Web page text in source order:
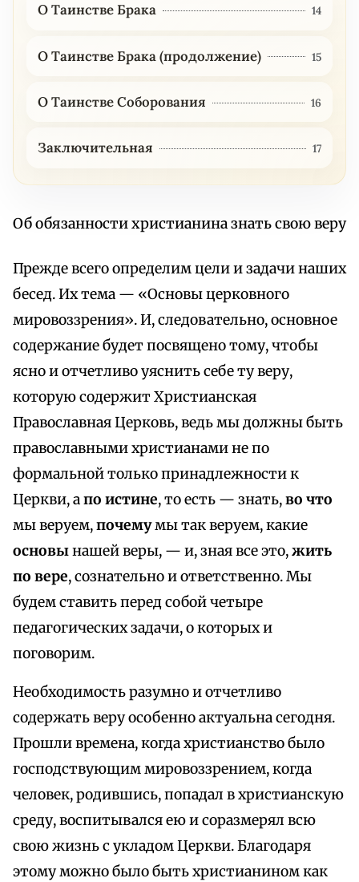
О Таинстве Брака 14
О Таинстве Брака (продолжение) 15
О Таинстве Соборования 16
Заключительная 17
Об обязанности христианина знать свою веру
Прежде всего определим цели и задачи наших
бесед. Их тема — «Основы церковного
мировоззрения». И, следовательно, основное
содержание будет посвящено тому, чтобы
ясно и отчетливо уяснить себе ту веру,
которую содержит Христианская
Православная Церковь, ведь мы должны быть
православными христианами не по
формальной только принадлежности к
Церкви, апо истине, то есть — знать,во что
мы веруем,почемумы так веруем, какие
основынашей веры, — и, зная все это,жить
по вере, сознательно и ответственно. Мы
будем ставить перед собой четыре
педагогических задачи, о которых и
поговорим.
Необходимость разумно и отчетливо
содержать веру особенно актуальна сегодня.
Прошли времена, когда христианство было
господствующим мировоззрением, когда
человек, родившись, попадал в христианскую
среду, воспитывался ею и соразмерял всю
свою жизнь с укладом Церкви. Благодаря
этому можно было быть христианином как